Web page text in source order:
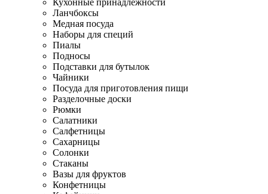
Кухонные принадлежности
Ланчбоксы
Медная посуда
Наборы для специй
Пиалы
Подносы
Подставки для бутылок
Чайники
Посуда для приготовления пищи
Разделочные доски
Рюмки
Салатники
Салфетницы
Сахарницы
Солонки
Стаканы
Вазы для фруктов
Конфетницы